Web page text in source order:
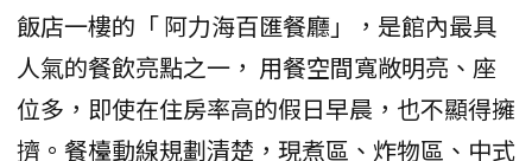
飯店一樓的「 阿力海百匯餐廳」，是館內最具
人氣的餐飲亮點之一， 用餐空間寬敞明亮、座
位多，即使在住房率高的假日早晨，也不顯得擁
擠。餐檯動線規劃清楚，現煮區、炸物區、中式